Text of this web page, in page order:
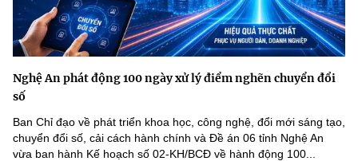
Nghệ An phát động 100 ngày xử lý điểm nghẽn chuyển đổi
số
Ban Chỉ đạo về phát triển khoa học, công nghệ, đổi mới sáng tạo,
chuyển đổi số, cải cách hành chính và Đề án 06 tỉnh Nghệ An
vừa ban hành Kế hoạch số 02-KH/BCĐ về hành động 100...